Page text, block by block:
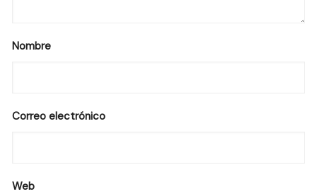
Nombre
Correo electrónico
Web